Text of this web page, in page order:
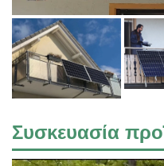
Συσκευασία